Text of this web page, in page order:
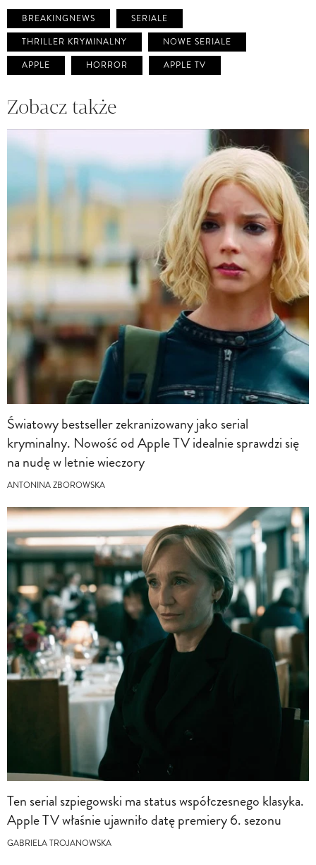
BREAKINGNEWS
SERIALE
THRILLER KRYMINALNY
NOWE SERIALE
APPLE
HORROR APPLE TV
Zobacz także
Światowy bestseller zekranizowany jako serial
kryminalny. Nowość od Apple TV idealnie sprawdzi się
na nudę w letnie wieczory
ANTONINA ZBOROWSKA
Ten serial szpiegowski ma status współczesnego klasyka.
Apple TV właśnie ujawniło datę premiery 6. sezonu
GABRIELA TROJANOWSKA